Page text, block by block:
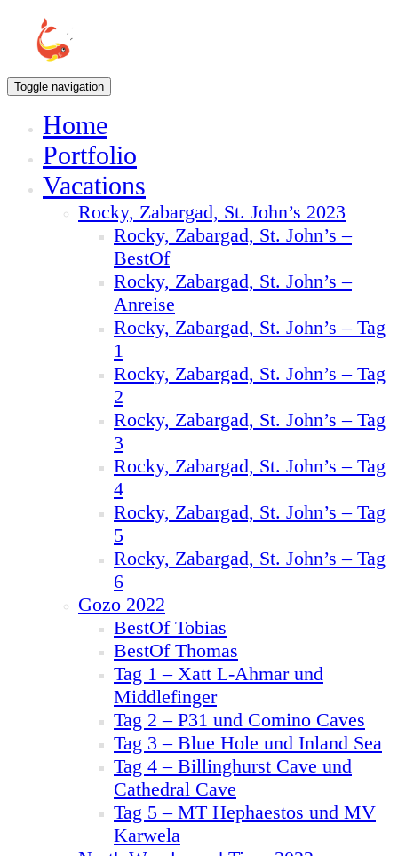
Toggle navigation
Home
Portfolio
Vacations
Rocky, Zabargad, St. John’s 2023
Rocky, Zabargad, St. John’s –
BestOf
Rocky, Zabargad, St. John’s –
Anreise
Rocky, Zabargad, St. John’s – Tag
1
Rocky, Zabargad, St. John’s – Tag
2
Rocky, Zabargad, St. John’s – Tag
3
Rocky, Zabargad, St. John’s – Tag
4
Rocky, Zabargad, St. John’s – Tag
5
Rocky, Zabargad, St. John’s – Tag
6
Gozo 2022
BestOf Tobias
BestOf Thomas
Tag 1 – Xatt L-Ahmar und
Middlefinger
Tag 2 – P31 und Comino Caves
Tag 3 – Blue Hole und Inland Sea
Tag 4 – Billinghurst Cave und
Cathedral Cave
Tag 5 – MT Hephaestos und MV
Karwela